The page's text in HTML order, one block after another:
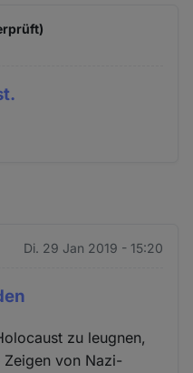
Di. 29 Jan 2019 - 15:20
zu leugnen,
von Nazi-